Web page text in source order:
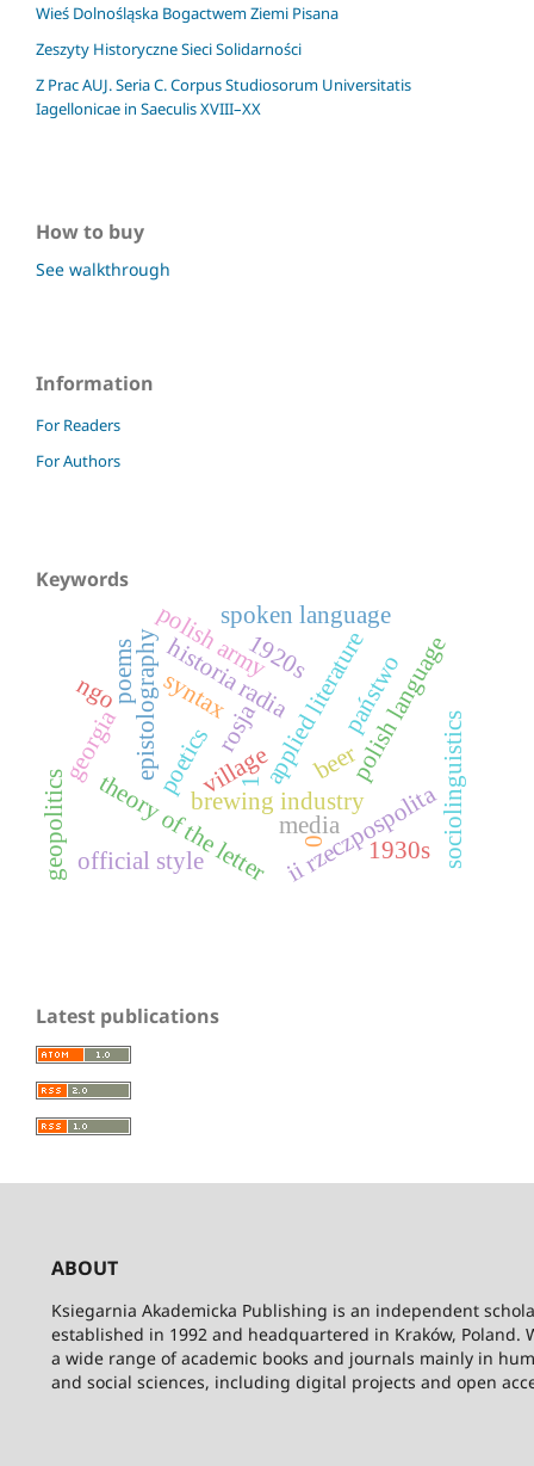
Wieś Dolnośląska Bogactwem Ziemi Pisana
Zeszyty Historyczne Sieci Solidarności
Z Prac AUJ. Seria C. Corpus Studiosorum Universitatis
Iagellonicae in Saeculis XVIII–XX
How to buy
See walkthrough
Information
For Readers
For Authors
Keywords
brewing industry
beer
theory of the letter
epistolography applied literature
historia radia
ii rzeczpospolita
media
państwo
0
syntax polish language
spoken language
rosja
official style
village sociolinguistics
poetics
poems
georgia 1
geopolitics
polish army1920s
1930s
ngo
Latest publications
ABOUT
Ksiegarnia Akademicka Publishing is an independent
established in 1992 and headquartered in Kraków, Poland.
a wide range of academic books and journals mainly in
and social sciences, including digital projects and open